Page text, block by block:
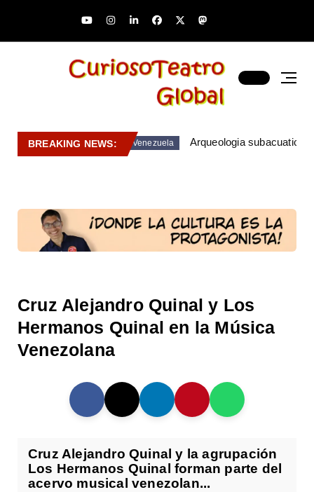
BREAKING NEWS: Venezuela Arqueologia subacuatica
Cruz Alejandro Quinal y Los
Hermanos Quinal en la Música
Venezolana
Cruz Alejandro Quinal y la agrupación
Los Hermanos Quinal forman parte del
acervo musical venezolan...